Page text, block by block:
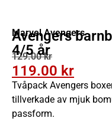
Marvel Avengers
Avengers
4/5 år
129.00kr
119.00 kr
Tvåpack Avengers
tillverkade av mjuk
passform.